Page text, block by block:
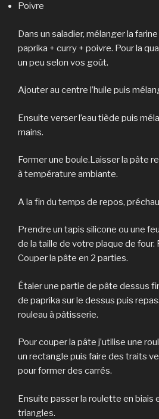
Poivre
Dans un saladier, mélanger la
paprika + curry + poivre. Pour la
un peu selon vos goût.
Ajouter au centre l’huile puis
Ensuite verser l’eau tiède puis
mains.
Former une boule.Laisser la pâte
à température ambiante.
A la fin du temps de repos,
Prendre un tapis silicone ou une
de la taille de votre plaque de four.
Couper la pâte en 2 parties.
Étaler une partie de pâte dessus
de paprika sur le dessus puis
rouleau à pâtisserie.
Pour couper la pâte j’utilise une
un rectangle puis faire des traits
pour former des carrés.
Ensuite passer la roulette en biais
triangles.